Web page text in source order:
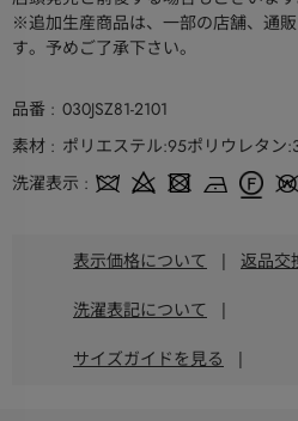
※追加生産商品は、一部の店舗、通
す。予めご了承下さい。
品番
030JSZ81-2101
素材
ポリエステル:95ポリウレタン
洗濯表示
表示価格について | 返品交
洗濯表記について |
サイズガイドを見る |